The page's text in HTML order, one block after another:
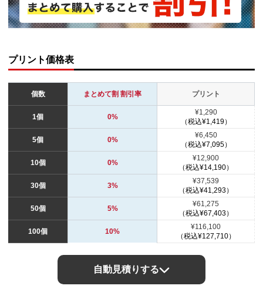
プリント価格表
個数 まとめて割 割引率 プリント
1個 0%
¥1,290
（税込¥1,419）
5個 0%
¥6,450
（税込¥7,095）
10個 0%
¥12,900
（税込¥14,190）
30個 3%
¥37,539
（税込¥41,293）
50個 5%
¥61,275
（税込¥67,403）
100個 10%
¥116,100
（税込¥127,710）
自動見積りする